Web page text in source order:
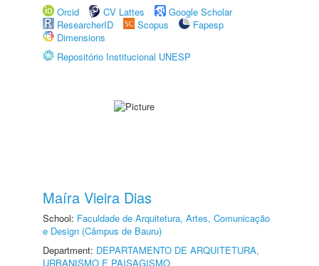
Orcid
CV Lattes
Google Scholar
ResearcherID
Scopus
Fapesp
Dimensions
Repositório Institucional UNESP
Maíra Vieira Dias
School: Faculdade de Arquitetura, Artes, Comunicação
e Design (Câmpus de Bauru)
Department: DEPARTAMENTO DE ARQUITETURA,
URBANISMO E PAISAGISMO